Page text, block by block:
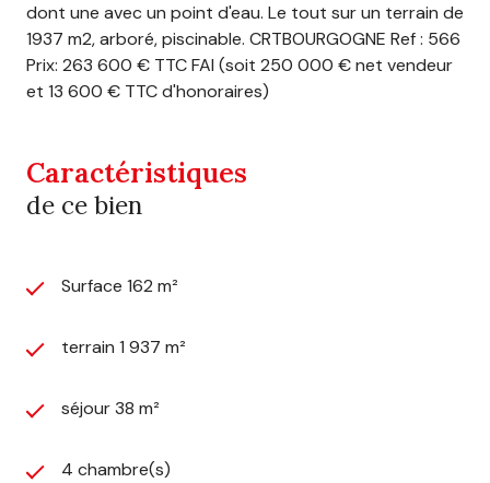
dont une avec un point d'eau. Le tout sur un terrain de
1937 m2, arboré, piscinable. CRTBOURGOGNE Ref : 566
Prix: 263 600 € TTC FAI (soit 250 000 € net vendeur
et 13 600 € TTC d'honoraires)
Caractéristiques
de ce bien
Surface 162 m²
terrain 1 937 m²
séjour 38 m²
4 chambre(s)